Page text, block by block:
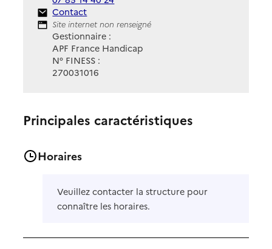
Contact
Contact
Site Internet
Site internet non renseigné
Gestionnaire :
APF France Handicap
N° FINESS :
270031016
Principales caractéristiques
Horaires
Veuillez contacter la structure pour
connaître les horaires.